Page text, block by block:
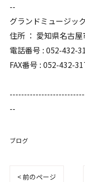
--
グランドミュージッ
住所 ： 愛知県名古
電話番号 : 052-432-
FAX番号 : 052-432-
--
ブログ
< 前のページ